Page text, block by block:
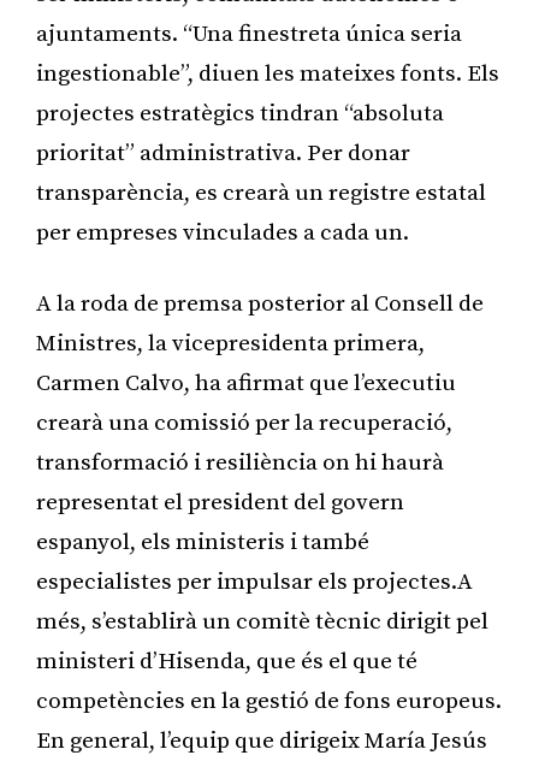
ajuntaments. “Una finestreta única seria
ingestionable”, diuen les mateixes fonts. Els
projectes estratègics tindran “absoluta
prioritat” administrativa. Per donar
transparència, es crearà un registre estatal
per empreses vinculades a cada un.
A la roda de premsa posterior al Consell de
Ministres, la vicepresidenta primera,
Carmen Calvo, ha afirmat que l’executiu
crearà una comissió per la recuperació,
transformació i resiliència on hi haurà
representat el president del govern
espanyol, els ministeris i també
especialistes per impulsar els projectes.A
més, s’establirà un comitè tècnic dirigit pel
ministeri d’Hisenda, que és el que té
competències en la gestió de fons europeus.
En general, l’equip que dirigeix María Jesús